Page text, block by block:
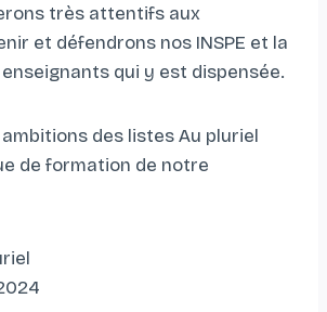
très attentifs aux
et défendrons nos INSPE et la
qui y est dispensée.
des listes Au pluriel
de formation de notre